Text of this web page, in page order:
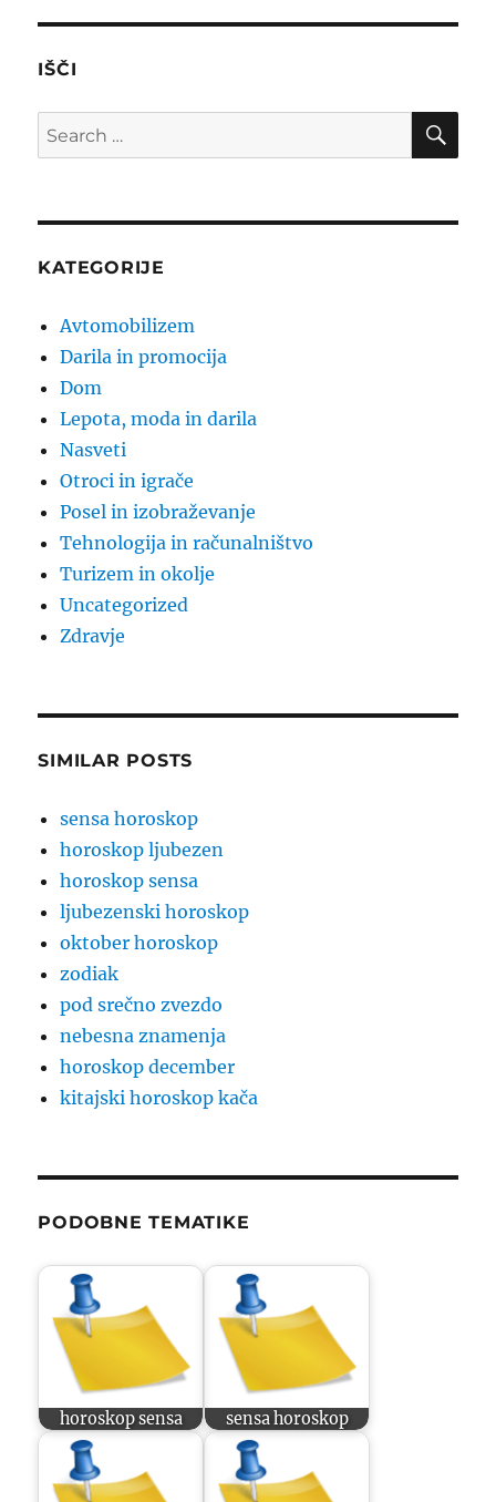
IŠČI
Search
for:
KATEGORIJE
Avtomobilizem
Darila in promocija
Dom
Lepota, moda in darila
Nasveti
Otroci in igrače
Posel in izobraževanje
Tehnologija in računalništvo
Turizem in okolje
Uncategorized
Zdravje
SIMILAR POSTS
sensa horoskop
horoskop ljubezen
horoskop sensa
ljubezenski horoskop
oktober horoskop
zodiak
pod srečno zvezdo
nebesna znamenja
horoskop december
kitajski horoskop kača
PODOBNE TEMATIKE
horoskop sensa sensa horoskop